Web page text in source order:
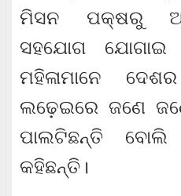
ମିସନ ପକ୍ଷରୁ
ସହଯୋଗ
ମହିଳାମାନେ
ଲଢ଼େଇରେ ଜଣେ
ପାଲଟିଛନ୍ତି
କହିଛନ୍ତି।